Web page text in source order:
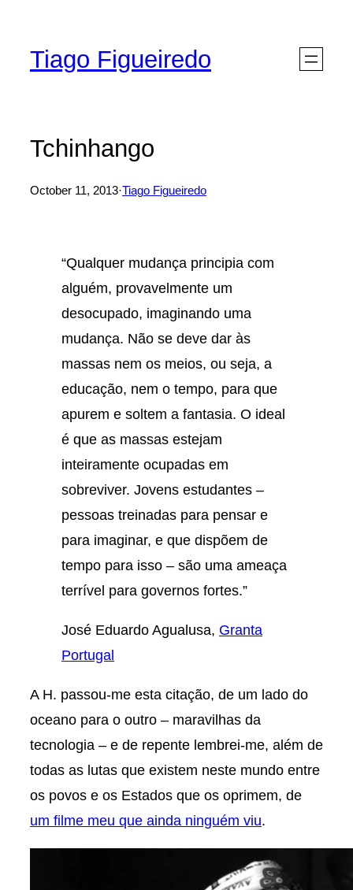
content
Tiago Figueiredo
Tchinhango
October 11, 2013·Tiago Figueiredo
“Qualquer mudança principia com
alguém, provavelmente um
desocupado, imaginando uma
mudança. Não se deve dar às
massas nem os meios, ou seja, a
educação, nem o tempo, para que
apurem e soltem a fantasia. O ideal
é que as massas estejam
inteiramente ocupadas em
sobreviver. Jovens estudantes –
pessoas treinadas para pensar e
para imaginar, e que dispõem de
tempo para isso – são uma ameaça
terrível para governos fortes.”
José Eduardo Agualusa, Granta
Portugal
A H. passou-me esta citação, de um lado do
oceano para o outro – maravilhas da
tecnologia – e de repente lembrei-me, além de
todas as lutas que existem neste mundo entre
os povos e os Estados que os oprimem, de
um filme meu que ainda ninguém viu.